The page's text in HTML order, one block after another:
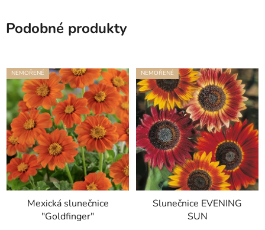
Podobné produkty
NEMOŘENÉ
Mexická slunečnice
"Goldfinger"
NEMOŘENÉ
Slunečnice EVENING
SUN